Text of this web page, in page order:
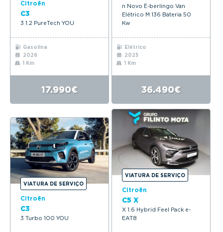
Citroën
C3
3 1.2 PureTech YOU
Gasolina
2026
1 Km
17.990€
n Novo Ë-berlingo Van
Elétrico M 136 Bateria 50
Kw
Elétrico
2025
1 Km
36.490€
VIATURA DE SERVIÇO
Citroën
C3
3 Turbo 100 YOU
VIATURA DE SERVIÇO
Citroën
C5 X
X 1.6 Hybrid Feel Pack e-
EAT8